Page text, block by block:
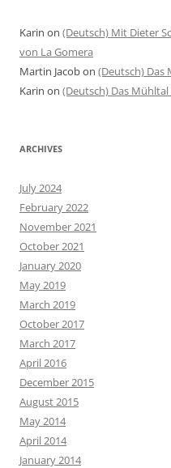
Karin on (Deutsch) Mit Dieter
von La Gomera
Martin Jacobon (Deutsch) Das
Karin on (Deutsch) Das
ARCHIVES
July 2024
February 2022
November 2021
October 2021
January 2020
May 2019
March 2019
October 2017
March 2017
April 2016
December 2015
August 2015
May 2014
April 2014
January 2014